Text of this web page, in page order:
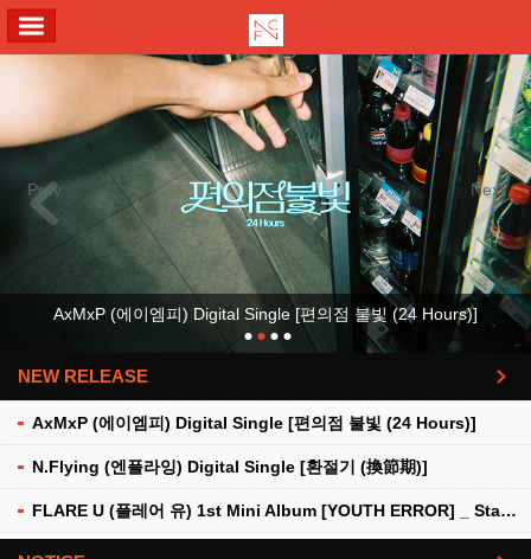
Previous Next
AxMxP (에이엠피) Digital Single [편의점 불빛 (24 Hours)]
NEW RELEASE
AxMxP (에이엠피) Digital Single [편의점 불빛 (24 Hours)]
N.Flying (엔플라잉) Digital Single [환절기 (換節期)]
FLARE U (플레어 유) 1st Mini Album [YOUTH ERROR] _ Stationery Kit Ver.
더보기